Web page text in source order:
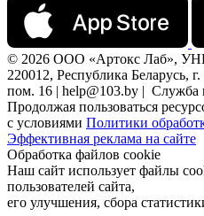
© 2026 ООО «Артокс Лаб»,
220012, Республика Беларусь,
пом. 16 | help@103.by | Служба
Продолжая пользоваться
с условиями Политики
Эффективная реклама на сайте
Обработка файлов cookie
Наш сайт использует файлы
пользователей сайта,
его улучшения, сбора